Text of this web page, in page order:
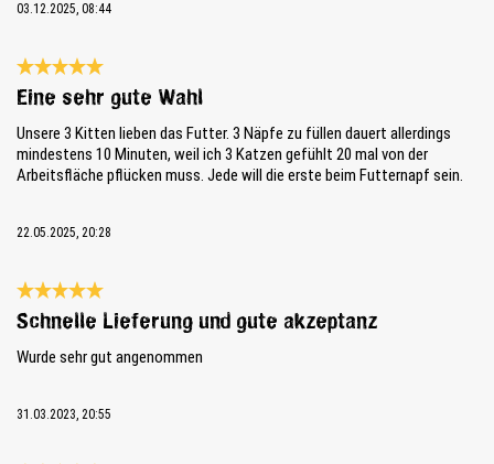
03.12.2025, 08:44
Reseña con calificación de 5 de 5 estrellas
Eine sehr gute Wahl
Unsere 3 Kitten lieben das Futter. 3 Näpfe zu füllen dauert allerdings
mindestens 10 Minuten, weil ich 3 Katzen gefühlt 20 mal von der
Arbeitsfläche pflücken muss. Jede will die erste beim Futternapf sein.
22.05.2025, 20:28
Reseña con calificación de 5 de 5 estrellas
Schnelle Lieferung und gute akzeptanz
Wurde sehr gut angenommen
31.03.2023, 20:55